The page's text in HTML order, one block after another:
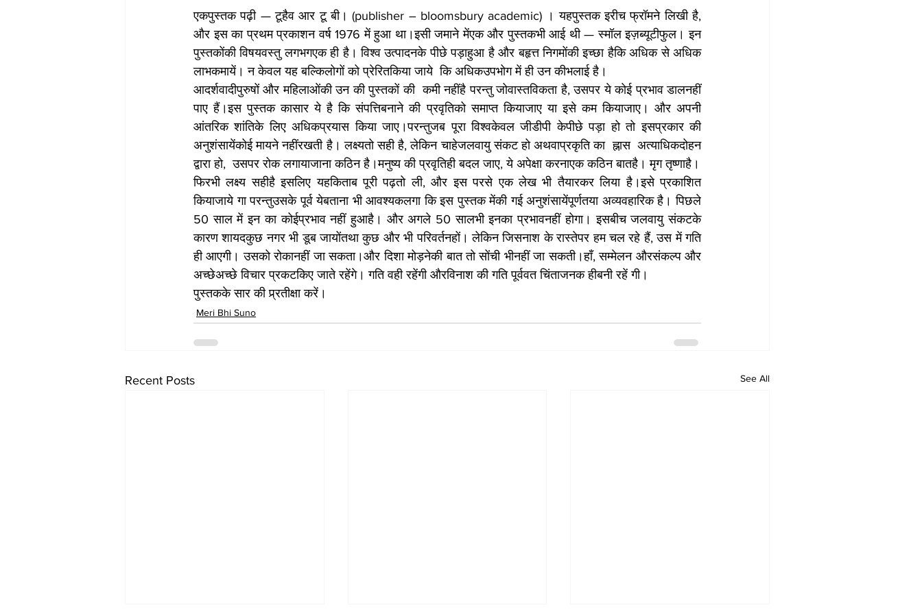
एकपुस्तक पढ़ी — टूहैव आर टू बी। (publisher – bloomsbury academic) । यहपुस्तक इरीच फ्रॉमने लिखी है,
और इस का प्रथम प्रकाशन वर्ष 1976 में हुआ था।इसी जमाने मेंएक और पुस्तकभी आई थी — स्मॉल इज़ब्यूटीफुल। इन
पुस्तकोंकी विषयवस्तु लगभगएक ही है। विश्व उत्पादनके पीछे पड़ाहुआ है और बहृत्त निगमोंकी इच्छा हैकि अधिक से अधिक
लाभकमायें। न केवल यह बल्किलोगों को प्रेरितकिया जाये  कि अधिकउपभोग में ही उन कीभलाई है।
आदर्शवादीपुरुषों और महिलाओंकी उन की पुस्तकों की  कमी नहींहै परन्तु जोवास्तविकता है, उसपर ये कोई प्रभाव डालनहीं
पाए हैं।इस पुस्तक कासार ये है कि संपत्तिबनाने की प्रवृतिको समाप्त कियाजाए या इसे कम कियाजाए। और अपनी
आंतरिक शांतिके लिए अधिकप्रयास किया जाए।परन्तुजब पूरा विश्वकेवल जीडीपी केपीछे पड़ा हो तो इसप्रकार की
अनुशंसायेंकोई मायने नहींरखती है। लक्ष्यतो सही है, लेकिन चाहेजलवायु संकट हो अ​थवाप्रकृति का  ह्नास  अत्याधिकदोहन
फिरभी लक्ष्य सहीहै इसलिए यहकिताब पूरी पढ़तो ली, और इस परसे एक लेख भी तैयारकर लिया है।इसे प्रकाशित
कियाजाये गा परन्तुउसके पूर्व येबताना भी आवश्यकलगा कि इस पुस्तक मेंकी गई अनुशंसायेंपूर्णतया अव्यवहारिक है। पिछले
50 साल में इन का कोईप्रभाव नहीं हुआहै। और अगले 50 सालभी इनका प्रभावनहीं होगा। इसबीच जलवायु संकटके
कारण शायदकुछ नगर भी डूब जायोंतथा कुछ और भी परिवर्तनहों। लेकिन जिसनाश के रास्तेपर हम चल रहे हैं, उस में गति
ही आएगी। उसको रोकानहीं जा सकता।और दिशा मोड़नेकी बात तो सोंची भीनहीं जा सकती।हाँ, सम्मेलन औरसंकल्प और
अच्छेअच्छे विचार प्रकटकिए जाते रहेंगे। गति वही रहेंगी औरविनाश की गति पूर्ववत चिंताजनक हीबनी रहें गी।
पुस्तकके सार की प्र्रतीक्षा करें।
Meri Bhi Suno
Recent Posts See All